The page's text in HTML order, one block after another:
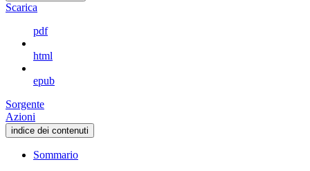
Scarica
pdf
html
epub
Sorgente
Azioni
indice dei contenuti
Sommario